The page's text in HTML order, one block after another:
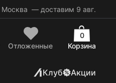
Москва — доставим 9 авг.
Отложенные Корзина
0
Клуб Акции